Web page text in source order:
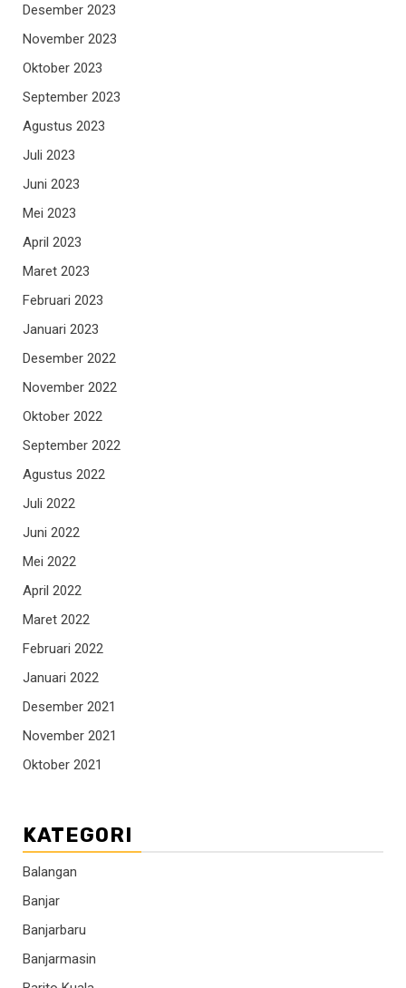
Desember 2023
November 2023
Oktober 2023
September 2023
Agustus 2023
Juli 2023
Juni 2023
Mei 2023
April 2023
Maret 2023
Februari 2023
Januari 2023
Desember 2022
November 2022
Oktober 2022
September 2022
Agustus 2022
Juli 2022
Juni 2022
Mei 2022
April 2022
Maret 2022
Februari 2022
Januari 2022
Desember 2021
November 2021
Oktober 2021
KATEGORI
Balangan
Banjar
Banjarbaru
Banjarmasin